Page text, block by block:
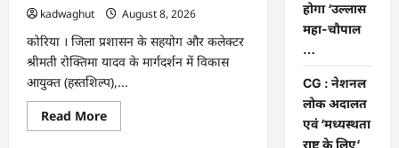
…
kadwaghut
August 8, 2026
कोरिया । जिला प्रशासन के सहयोग और कलेक्टर
श्रीमती रोक्तिमा यादव के मार्गदर्शन में विकास
आयुक्त (हस्तशिल्प),...
Read MoreRead
more
होगा ‘उल्लास
महा-चौपाल
…
CG : नेशनल
लोक अदालत
एवं ‘मध्यस्थता
राष्ट्र के लिए‘